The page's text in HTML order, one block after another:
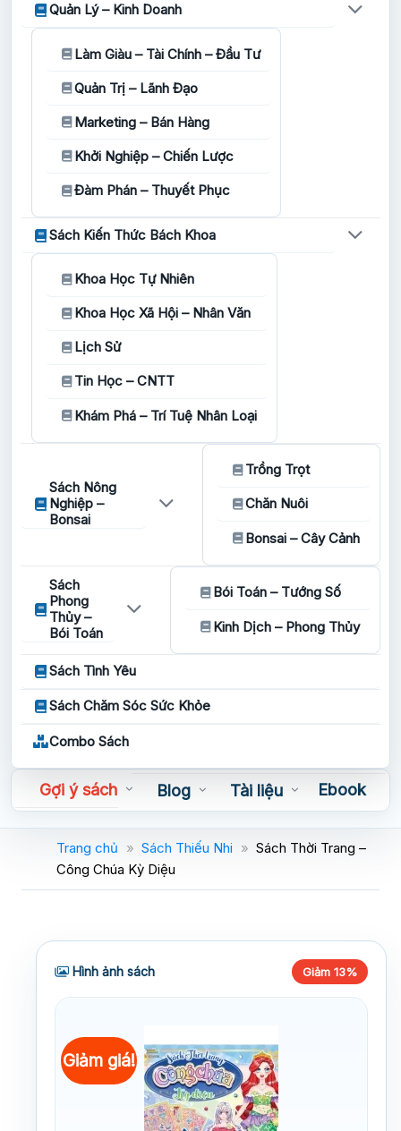
Quản Lý – Kinh Doanh
Làm Giàu – Tài Chính – Đầu Tư
Quản Trị – Lãnh Đạo
Marketing – Bán Hàng
Khởi Nghiệp – Chiến Lược
Đàm Phán – Thuyết Phục
Sách Kiến Thức Bách Khoa
Khoa Học Tự Nhiên
Khoa Học Xã Hội – Nhân Văn
Lịch Sử
Tin Học – CNTT
Khám Phá – Trí Tuệ Nhân Loại
Sách Nông
Nghiệp –
Bonsai
Trồng Trọt
Chăn Nuôi
Bonsai – Cây Cảnh
Sách
Phong
Thủy –
Bói Toán
Bói Toán – Tướng Số
Kinh Dịch – Phong Thủy
Sách Tình Yêu
Sách Chăm Sóc Sức Khỏe
Combo Sách
Gợi ý sách Blog Tài liệu
Ebook
Sách nói
Trang chủ » Sách Thiếu Nhi » Sách Thời Trang –
Công Chúa Kỳ Diệu
Hình ảnh sách Giảm 13%
Giảm giá!